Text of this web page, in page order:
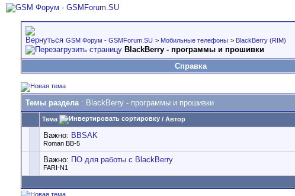
GSM Форум - GSMForum.SU > Мобильные телефоны > BlackBerry (RIM)
BlackBerry - программы и прошивки
Справка
Темы раздела: BlackBerry - программы и прошивки
Тема / Автор
Важно: BBSAK
Roman BB-5
Важно: ПО для работы с BlackBerry
FARI-N1